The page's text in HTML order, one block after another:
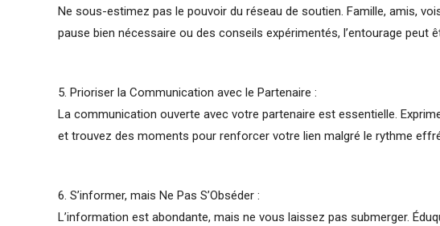
Ne sous-estimez pas le pouvoir du réseau de soutien. Famille, amis,
pause bien nécessaire ou des conseils expérimentés, l’entourage peut
5. Prioriser la Communication avec le Partenaire :
La communication ouverte avec votre partenaire est essentielle.
et trouvez des moments pour renforcer votre lien malgré le rythme
6. S’informer, mais Ne Pas S’Obséder :
L’information est abondante, mais ne vous laissez pas submerger.